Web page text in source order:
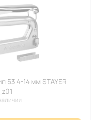
53 4-14 мм STAYER